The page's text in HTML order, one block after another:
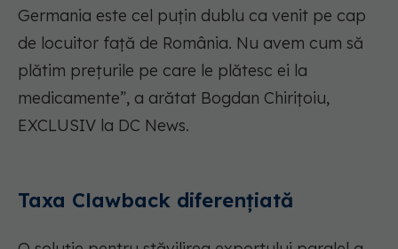
Germania este cel puțin dublu ca venit pe cap
de locuitor față de România. Nu avem cum să
plătim prețurile pe care le plătesc ei la
medicamente”, a arătat Bogdan Chirițoiu,
EXCLUSIV la DC News.
Taxa Clawback diferențiată